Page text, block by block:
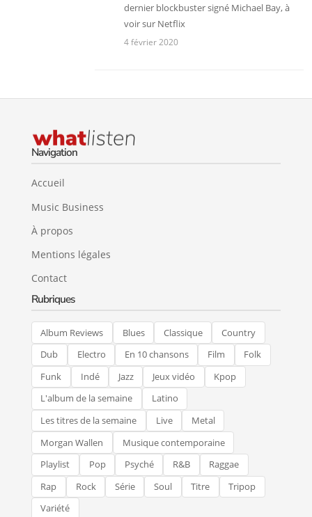
dernier blockbuster signé Michael Bay, à
voir sur Netflix
4 février 2020
Navigation
Accueil
Music Business
À propos
Mentions légales
Contact
Rubriques
Album Reviews Blues Classique
Country
Dub
Electro En 10 chansons Film
Folk
Funk
Indé Jazz Jeux vidéo
Kpop
L'album de la semaine
Latino
Les titres de la semaine
Live
Metal
Morgan Wallen
Musique contemporaine
Playlist
Pop Psyché R&B
Raggae
Rap
Rock Série Soul Titre
Tripop
Variété